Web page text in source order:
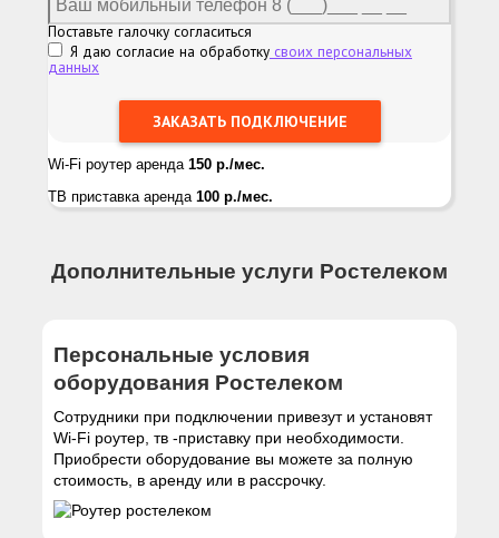
Поставьте галочку согласиться
Я даю согласие на обработку своих персональных
данных
Wi-Fi роутер аренда 150 р./мес.
ТВ приставка аренда 100 р./мес.
Дополнительные услуги Ростелеком
Персональные условия
оборудования Ростелеком
Сотрудники при подключении привезут и установят
Wi-Fi роутер, тв -приставку при необходимости.
Приобрести оборудование вы можете за полную
стоимость, в аренду или в рассрочку.